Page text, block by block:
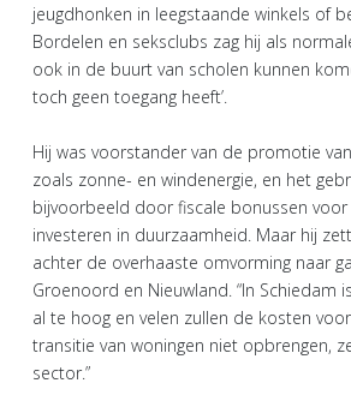
jeugdhonken in leegstaande winkels of
Bordelen en seksclubs zag hij als
ook in de buurt van scholen kunnen
toch geen toegang heeft’.
Hij was voorstander van de promotie
zoals zonne- en windenergie, en het
bijvoorbeeld door fiscale bonussen
investeren in duurzaamheid. Maar hij
achter de overhaaste omvorming naar
Groenoord en Nieuwland. “In Schiedam
al te hoog en velen zullen de kosten
transitie van woningen niet opbrengen,
sector.”